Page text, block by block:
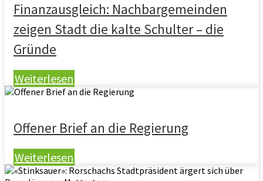
Finanzausgleich: Nachbargemeinden
zeigen Stadt die kalte Schulter – die
Gründe
Weiterlesen
Offener Brief an die Regierung
Weiterlesen